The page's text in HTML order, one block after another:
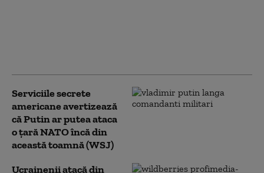
Serviciile secrete
americane avertizează
că Putin ar putea ataca
o țară NATO încă din
această toamnă (WSJ)
Ucrainenii atacă din